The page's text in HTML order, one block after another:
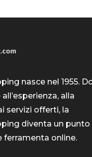
nasce nel 1955.
alla
servizi offerti, la
diventa un punto
ferramenta online.